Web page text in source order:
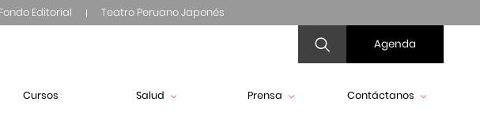
Fondo Editorial Teatro Peruano Japonés
Agenda
Cursos Salud Prensa Contáctanos